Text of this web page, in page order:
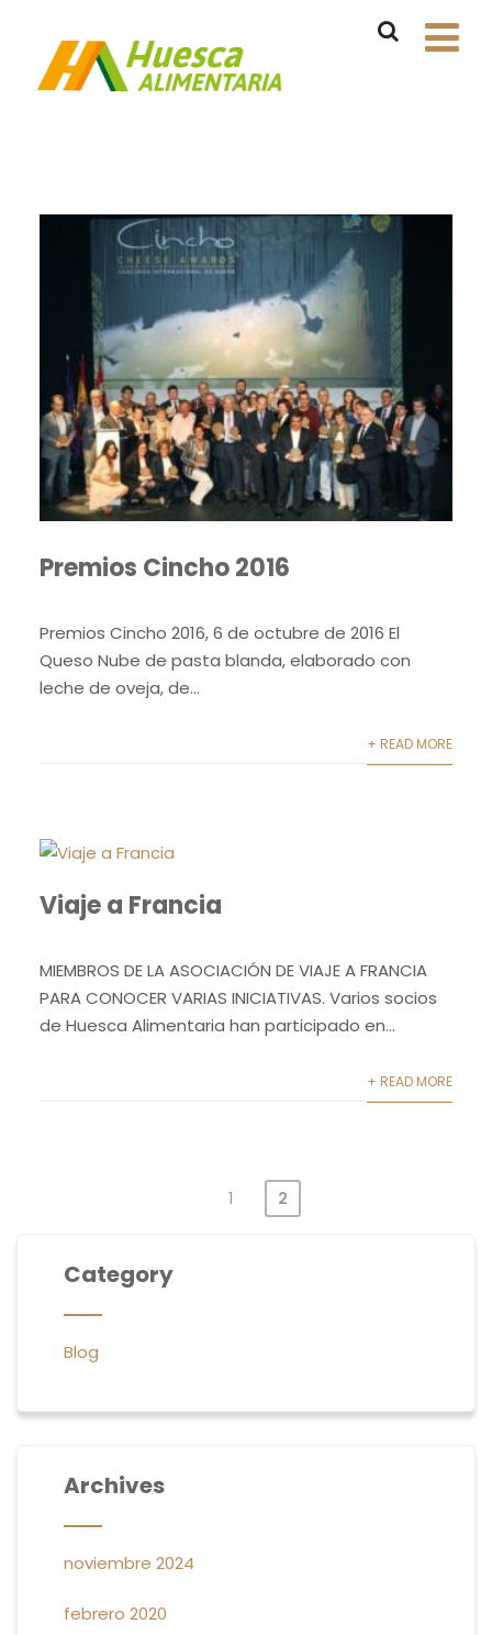
Premios Cincho 2016
Premios Cincho 2016, 6 de octubre de 2016 El
Queso Nube de pasta blanda, elaborado con
leche de oveja, de...
+ READ MORE
Viaje a Francia
MIEMBROS DE LA ASOCIACIÓN DE VIAJE A FRANCIA
PARA CONOCER VARIAS INICIATIVAS. Varios socios
de Huesca Alimentaria han participado en...
+ READ MORE
entradas
1 2
Category
Blog
Archives
noviembre 2024
febrero 2020